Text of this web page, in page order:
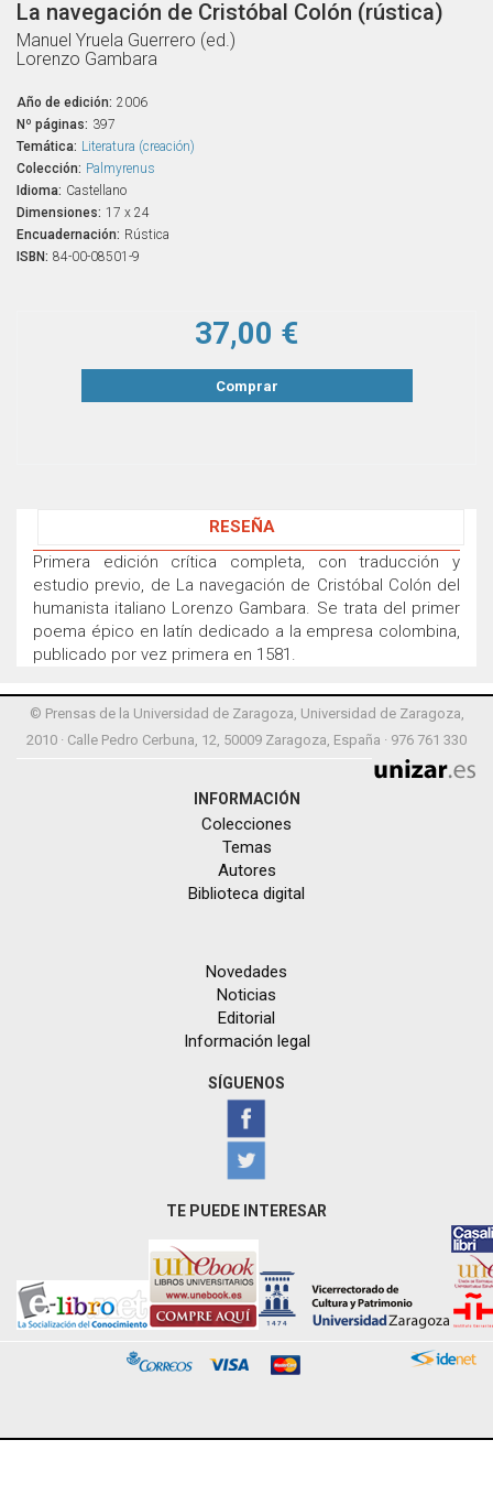
La navegación de Cristóbal Colón (rústica)
Manuel Yruela Guerrero (ed.)
Lorenzo Gambara
Año de edición: 2006
Nº páginas: 397
Temática: Literatura (creación)
Colección: Palmyrenus
Idioma: Castellano
Dimensiones: 17 x 24
Encuadernación: Rústica
ISBN: 84-00-08501-9
37,00 €
Comprar
RESEÑA
Primera edición crítica completa, con traducción y
estudio previo, de La navegación de Cristóbal Colón del
humanista italiano Lorenzo Gambara. Se trata del primer
poema épico en latín dedicado a la empresa colombina,
publicado por vez primera en 1581.
© Prensas de la Universidad de Zaragoza, Universidad de Zaragoza,
2010 · Calle Pedro Cerbuna, 12, 50009 Zaragoza, España · 976 761 330
INFORMACIÓN
Colecciones
Temas
Autores
Biblioteca digital
Novedades
Noticias
Editorial
Información legal
SÍGUENOS
TE PUEDE INTERESAR